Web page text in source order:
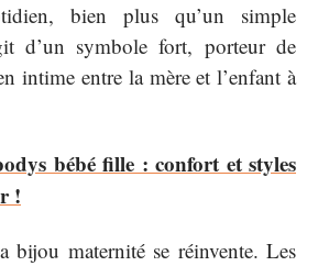
bien plus qu’un simple
d’un symbole fort, porteur de
intime entre la mère et l’enfant à
bébé fille : confort et styles
!
bijou maternité se réinvente. Les